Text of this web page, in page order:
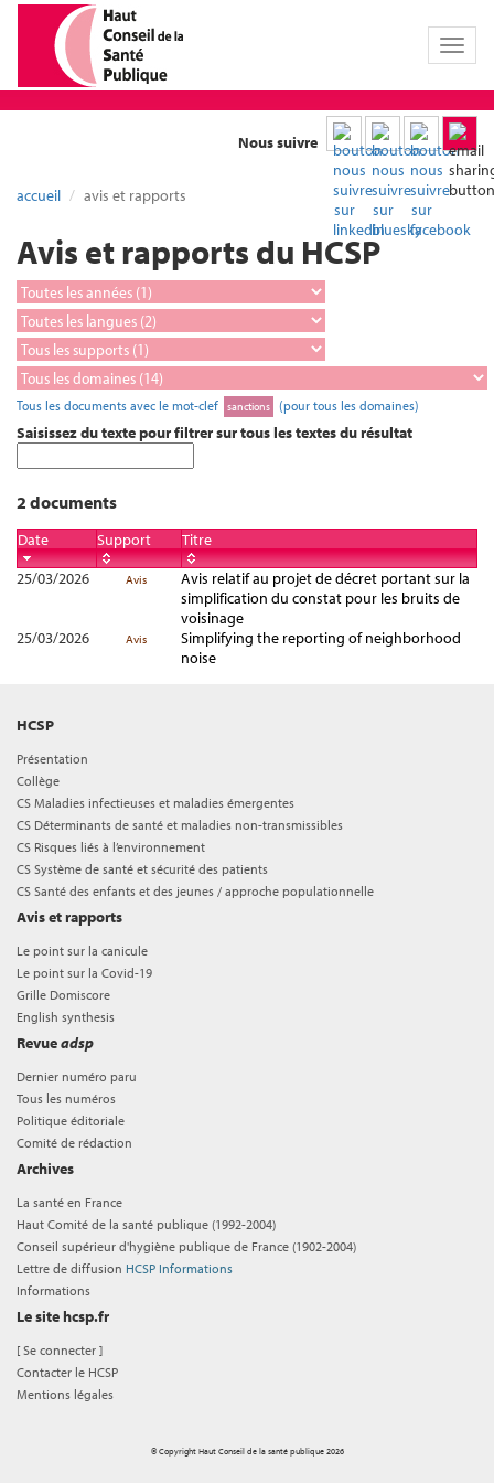
Toggle
Nous suivre
accueil avis et rapports
Avis et rapports du HCSP
Tous les documents avec le mot-clef sanctions (pour tous les domaines)
Saisissez du texte pour filtrer sur tous les textes du résultat
2 documents
Date Support
Titre
25/03/2026
Avis
Avis relatif au projet de décret portant sur la
simplification du constat pour les bruits de
voisinage
25/03/2026
Avis
Simplifying the reporting of neighborhood
noise
HCSP
Présentation
Collège
CS Maladies infectieuses et maladies émergentes
CS Déterminants de santé et maladies non-transmissibles
CS Risques liés à l’environnement
CS Système de santé et sécurité des patients
CS Santé des enfants et des jeunes / approche populationnelle
Avis et rapports
Le point sur la canicule
Le point sur la Covid-19
Grille Domiscore
English synthesis
Revueadsp
Dernier numéro paru
Tous les numéros
Politique éditoriale
Comité de rédaction
Archives
La santé en France
Haut Comité de la santé publique (1992-2004)
Conseil supérieur d'hygiène publique de France (1902-2004)
Lettre de diffusion HCSP Informations
Informations
Le site hcsp.fr
[Se connecter ]
Contacter le HCSP
Mentions légales
© Copyright Haut Conseil de la santé publique 2026